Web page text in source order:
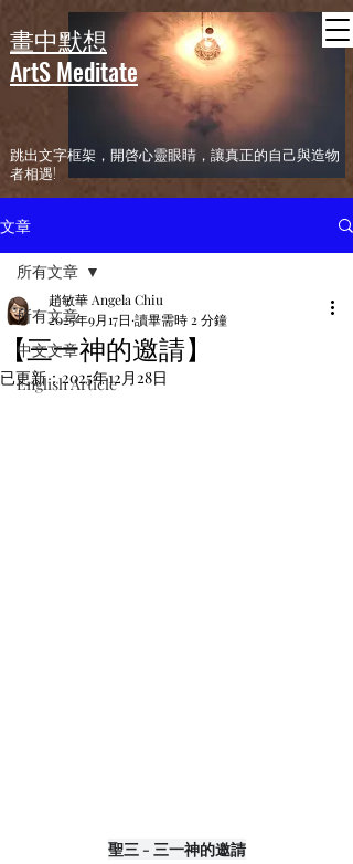
畫中默想
ArtS Meditate
​跳出文字框架，開啓心靈眼睛，讓真正的自己與造物
者相遇!
文章
所有文章
中文文章
English Article
所有文章
【三一神的邀請】
趙敏華 Angela Chiu
2025年9月17日 讀畢需時 2 分鐘
已更新：2025年12月28日
聖三 - 三一神的邀請